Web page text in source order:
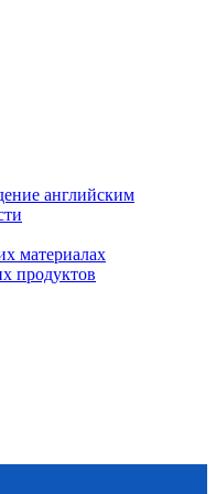
английским
материалах
продуктов